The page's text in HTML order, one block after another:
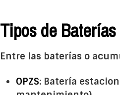
Tipos de
Entre las baterías o
OPZS: Batería